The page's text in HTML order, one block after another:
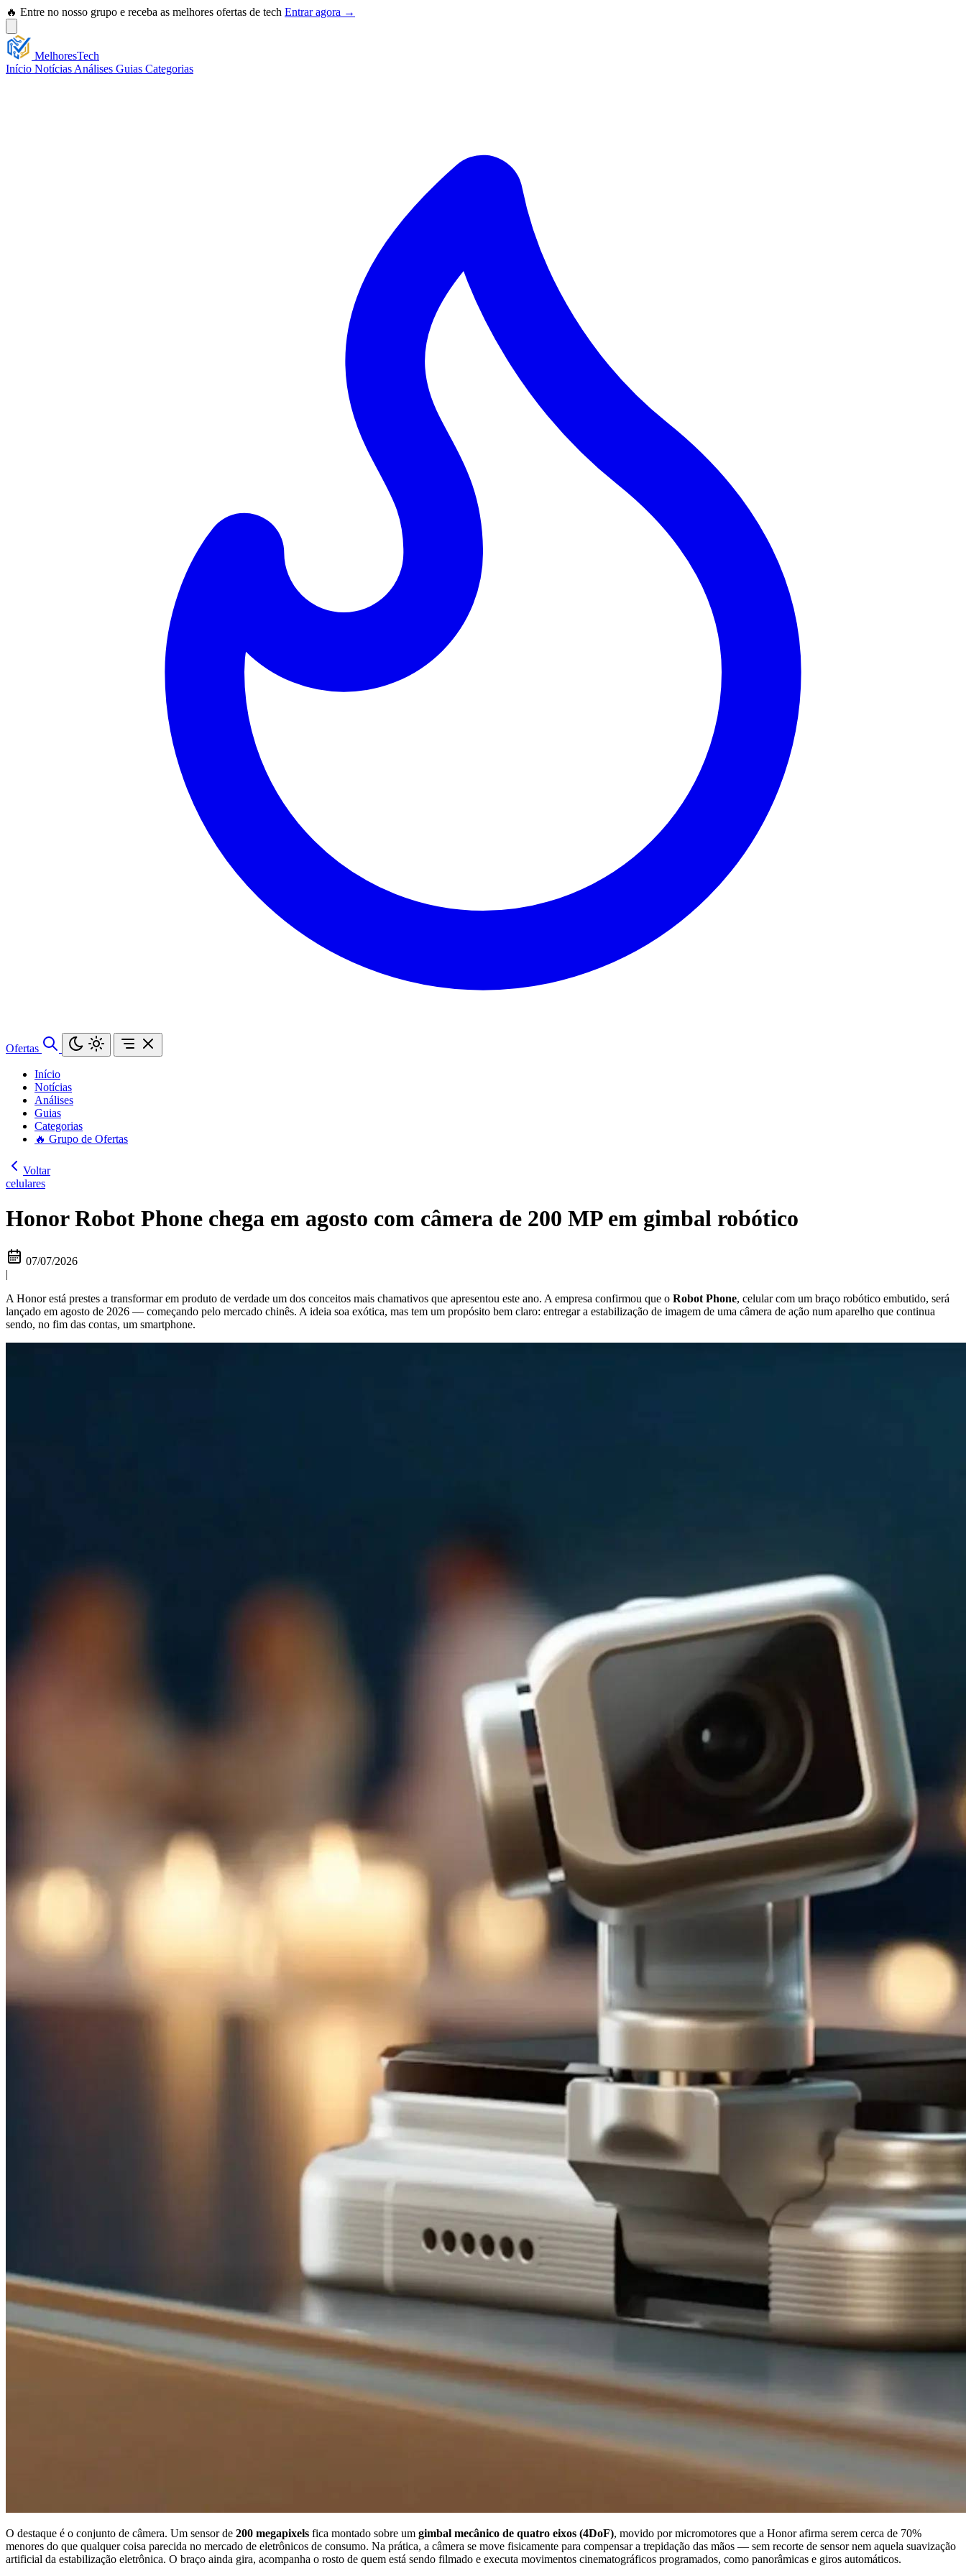
🔥 Entre no nosso grupo e receba as melhores ofertas de tech Entrar agora →
MelhoresTech
Início Notícias Análises Guias Categorias
Ofertas
Início
Notícias
Análises
Guias
Categorias
🔥 Grupo de Ofertas
Voltar
celulares
Honor Robot Phone chega em agosto com câmera de 200 MP em gimbal robótico
07/07/2026
|
A Honor está prestes a transformar em produto de verdade um dos conceitos mais chamativos que apresentou este ano. A empresa confirmou que o Robot Phone, celular com um braço robótico embutido, será
lançado em agosto de 2026 — começando pelo mercado chinês. A ideia soa exótica, mas tem um propósito bem claro: entregar a estabilização de imagem de uma câmera de ação num aparelho que continua
sendo, no fim das contas, um smartphone.
O destaque é o conjunto de câmera. Um sensor de 200 megapixels fica montado sobre um gimbal mecânico de quatro eixos (4DoF), movido por micromotores que a Honor afirma serem cerca de 70%
menores do que qualquer coisa parecida no mercado de eletrônicos de consumo. Na prática, a câmera se move fisicamente para compensar a trepidação das mãos — sem recorte de sensor nem aquela suavização
artificial da estabilização eletrônica. O braço ainda gira, acompanha o rosto de quem está sendo filmado e executa movimentos cinematográficos programados, como panorâmicas e giros automáticos.